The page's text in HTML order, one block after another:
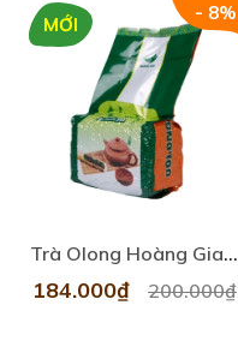
- 8%
MỚI
Trà Olong Hoàng Gia Thượng Hạng 500G
184.000₫ 200.000₫